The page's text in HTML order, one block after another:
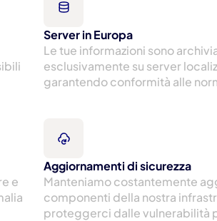
Server in Europa
Le tue informazioni sono
esclusivamente su server
garantendo conformità alle
e
Aggiornamenti di sicurezza
Manteniamo costantemente
componenti della nostra
proteggerci dalle vulnerabilità